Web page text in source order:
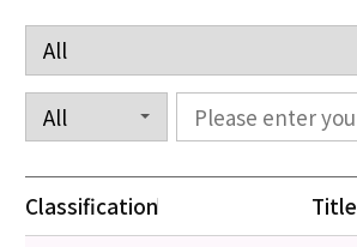
Classification Title